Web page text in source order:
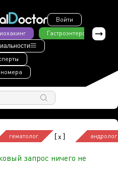
Войти
Гастроэнтерология
гематолог [x] андролог
запрос ничего не